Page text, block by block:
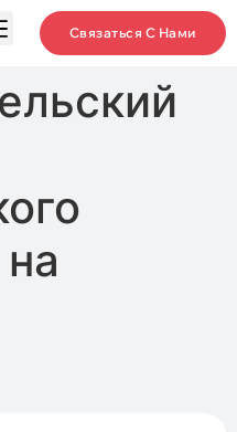
Связаться С Нами